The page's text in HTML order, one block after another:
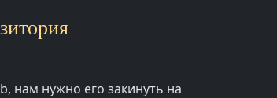
нам нужно его закинуть на